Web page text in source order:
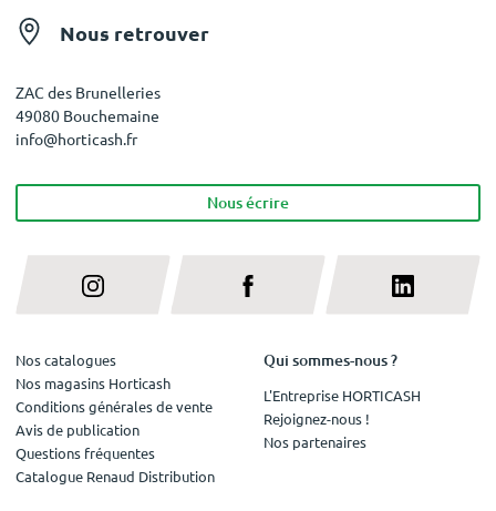
Nous retrouver
ZAC des Brunelleries
49080 Bouchemaine
info@horticash.fr
Nous écrire
Nos catalogues
Nos magasins Horticash
Conditions générales de vente
Avis de publication
Questions fréquentes
Catalogue Renaud Distribution
Qui sommes-nous ?
L'Entreprise HORTICASH
Rejoignez-nous !
Nos partenaires